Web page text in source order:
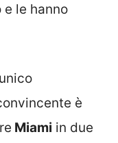
le hanno
è
Miami in due